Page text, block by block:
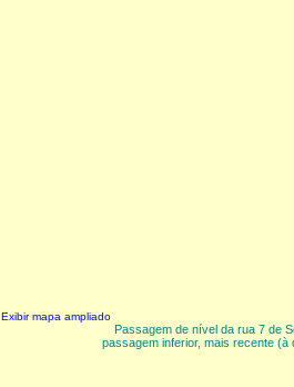
Exibir mapa ampliado
Passagem de nível da rua 7 de
passagem inferior, mais recente